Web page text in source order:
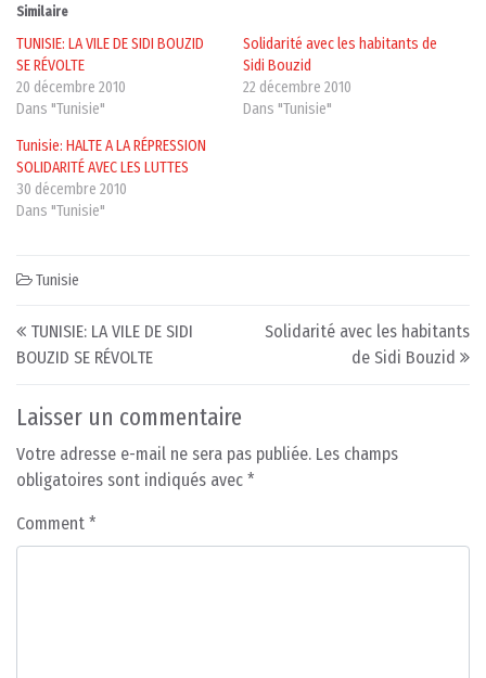
Similaire
TUNISIE: LA VILE DE SIDI BOUZID
SE RÉVOLTE
20 décembre 2010
Dans "Tunisie"
Solidarité avec les habitants de
Sidi Bouzid
22 décembre 2010
Dans "Tunisie"
Tunisie: HALTE A LA RÉPRESSION
SOLIDARITÉ AVEC LES LUTTES
30 décembre 2010
Dans "Tunisie"
Tunisie
Post navigation
TUNISIE: LA VILE DE SIDI
BOUZID SE RÉVOLTE
Solidarité avec les habitants
de Sidi Bouzid
Laisser un commentaire
Votre adresse e-mail ne sera pas publiée. Les champs
obligatoires sont indiqués avec *
Comment *